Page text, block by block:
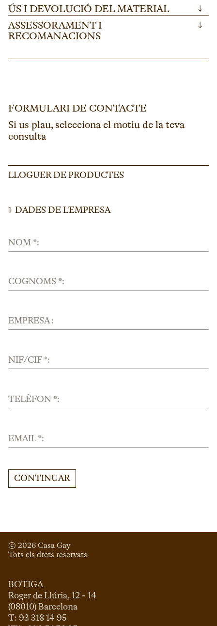
ÚS I DEVOLUCIÓ DEL MATERIAL ↓
ASSESSORAMENT I
RECOMANACIONS
↓
FORMULARI DE CONTACTE
Si us plau, selecciona el motiu de la teva
consulta
LLOGUER DE PRODUCTES
1 DADES DE L'EMPRESA
NOM *:
COGNOMS *:
EMPRESA :
NIF/CIF *:
TELÈFON *:
EMAIL *:
CONTINUAR
© 2026 Casa Gay
Tots els drets reservats
BOTIGA
Roger de Llúria, 12 - 14
(08010) Barcelona
T: 93 318 14 95